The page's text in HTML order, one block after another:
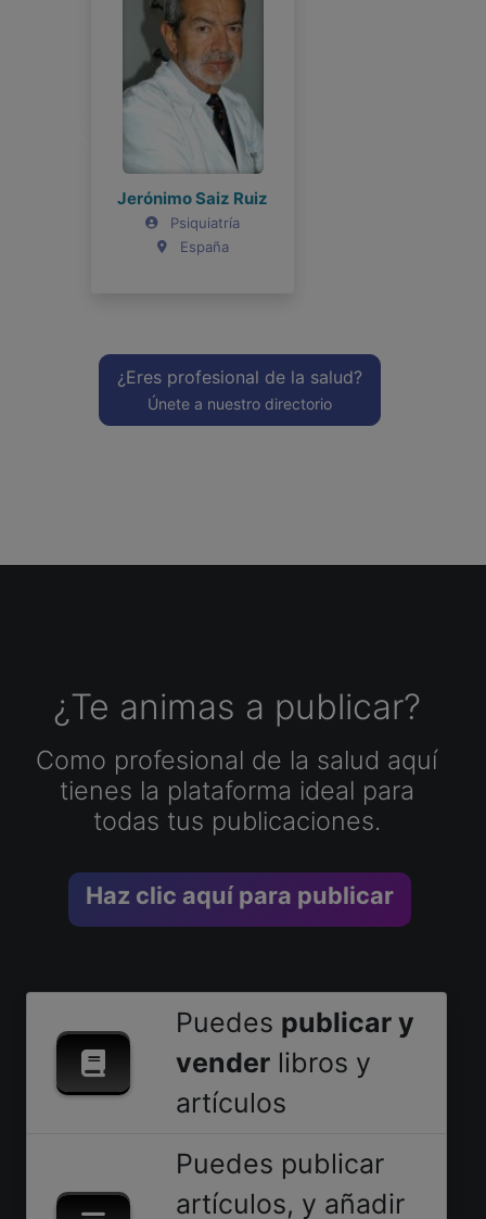
Jerónimo Saiz Ruiz
Psiquiatría
España
Joel Bravo
¿Eres profesional de la salud?
Únete a nuestro directorio
¿Te animas a publicar?
Como profesional de la salud aquí
tienes la plataforma ideal para
todas tus publicaciones.
Haz clic aquí para publicar
Puedes publicar y
vender libros y
artículos
Puedes publicar
artículos, y añadir